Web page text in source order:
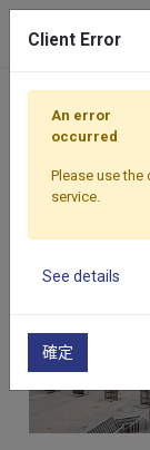
首頁 產品
Client Error
An error
occurred
Please use
service.
See details
確定